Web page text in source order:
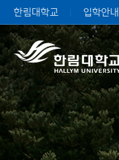
한림대학교 입학안내